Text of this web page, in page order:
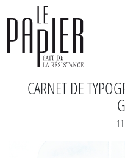
CARNET DE
Panneau de gestion des cookies